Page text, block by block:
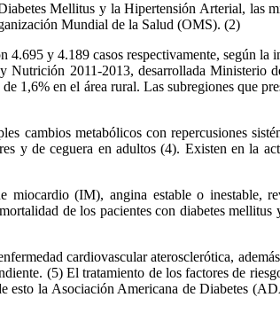
Mellitus y la Hipertensión Arterial, las
Mundial de la Salud (OMS). (2)
4.695 y 4.189 casos respectivamente, según
2011-2013, desarrollada Ministerio
1,6% en el área rural. Las subregiones que
cambios metabólicos con repercusiones
y de ceguera en adultos (4). Existen en la
(IM), angina estable o inestable,
de los pacientes con diabetes
cardiovascular aterosclerótica,
(5) El tratamiento de los factores de
esto la Asociación Americana de Diabetes